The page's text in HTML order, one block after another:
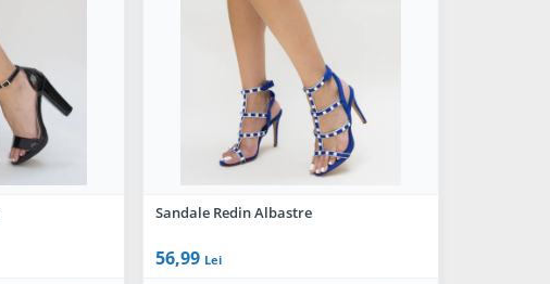
Sandale Redin Albastre
56,99 Lei